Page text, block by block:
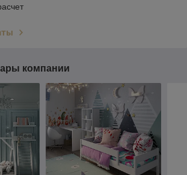
компании